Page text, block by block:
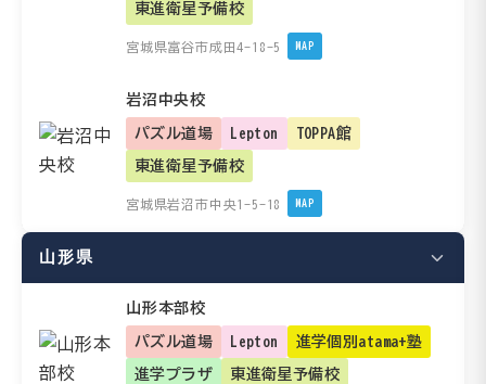
東進衛星予備校
宮城県富谷市成田4-18-5 MAP
岩沼中央校
パズル道場 Lepton TOPPA館
東進衛星予備校
宮城県岩沼市中央1-5-18 MAP
山形県
山形本部校
パズル道場 Lepton 進学個別atama+塾
進学プラザ 東進衛星予備校